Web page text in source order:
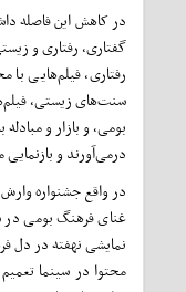
در کاهش این فاصله
گفتاری، رفتاری و
رفتاری، فیلم‌هایی با
سنت‌های زیستی،
بومی، و بازار و
درمی‌آورند و
در واقع جشنواره
غنای فرهنگ بومی در
نمایشی نهفته در دل
محتوا در سینما